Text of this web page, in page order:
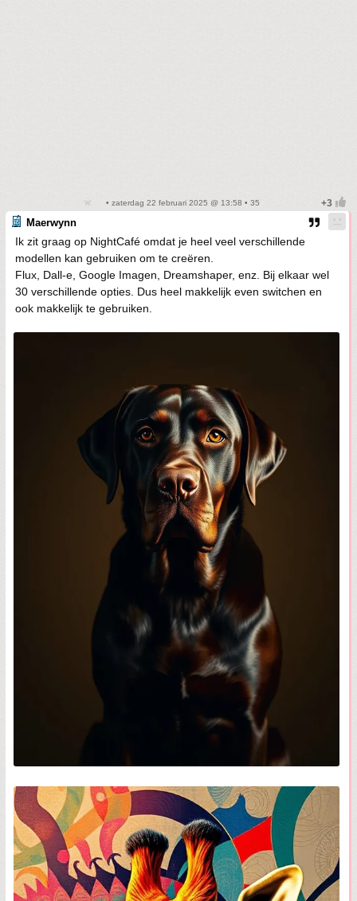
• zaterdag 22 februari 2025 @ 13:58 • 35
Maerwynn
Ik zit graag op NightCafé omdat je heel veel verschillende
modellen kan gebruiken om te creëren.
Flux, Dall-e, Google Imagen, Dreamshaper, enz. Bij elkaar wel
30 verschillende opties. Dus heel makkelijk even switchen en
ook makkelijk te gebruiken.